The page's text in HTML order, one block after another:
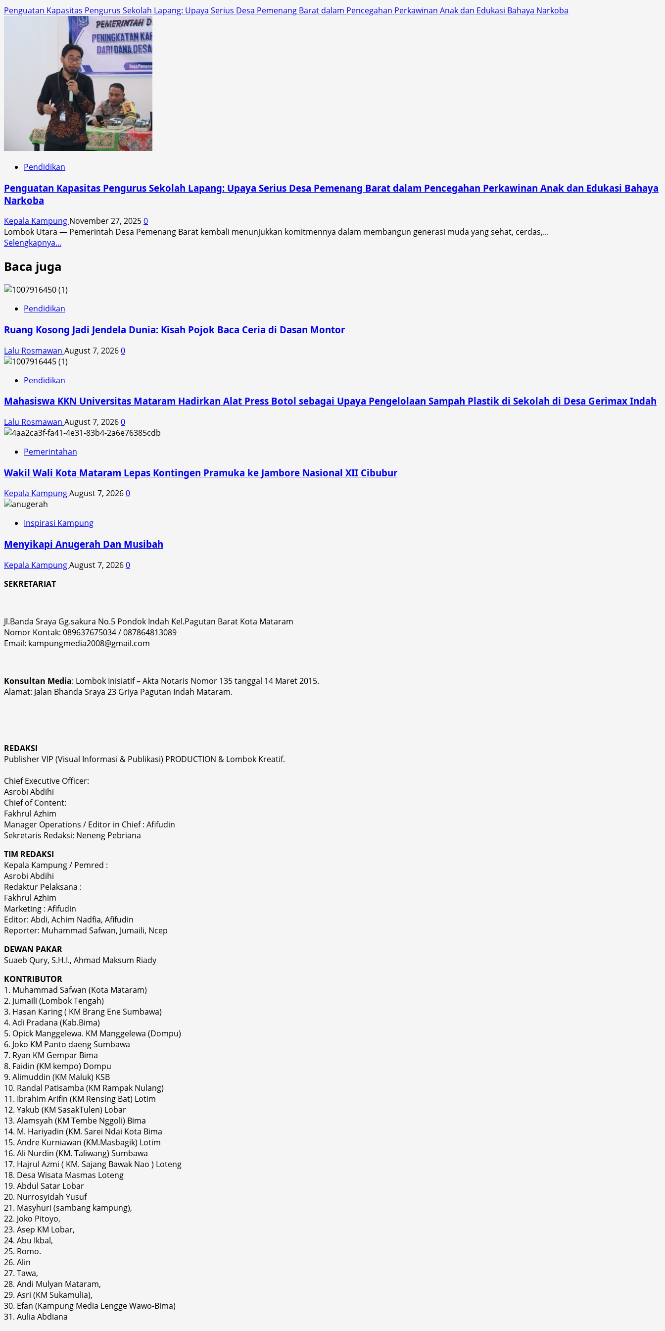
Penguatan Kapasitas Pengurus Sekolah Lapang: Upaya Serius Desa Pemenang Barat dalam Pencegahan Perkawinan Anak dan Edukasi Bahaya Narkoba
Pendidikan
Penguatan Kapasitas Pengurus Sekolah Lapang: Upaya Serius Desa Pemenang Barat dalam Pencegahan Perkawinan Anak dan Edukasi Bahaya
Narkoba
Kepala Kampung November 27, 20250
Lombok Utara — Pemerintah Desa Pemenang Barat kembali menunjukkan komitmennya dalam membangun generasi muda yang sehat, cerdas,...
Selengkapnya...
Kapasitas
Pengurus
Sekolah
Upaya
Desa
Pemenang
dalam
Pencegahan
Perkawinan
Anak
dan
Edukasi
Bahaya
Baca juga
Pendidikan
Ruang Kosong Jadi Jendela Dunia: Kisah Pojok Baca Ceria di Dasan Montor
Lalu Rosmawan August 7, 20260
Pendidikan
Mahasiswa KKN Universitas Mataram Hadirkan Alat Press Botol sebagai Upaya Pengelolaan Sampah Plastik di Sekolah di Desa Gerimax Indah
Lalu Rosmawan August 7, 20260
Pemerintahan
Wakil Wali Kota Mataram Lepas Kontingen Pramuka ke Jambore Nasional XII Cibubur
Kepala KampungAugust 7, 20260
Inspirasi Kampung
Menyikapi Anugerah Dan Musibah
Kepala KampungAugust 7, 20260
SEKRETARIAT
Jl.Banda Sraya Gg.sakura No.5 Pondok Indah Kel.Pagutan Barat Kota Mataram
Nomor Kontak: 089637675034 / 087864813089
Email: kampungmedia2008@gmail.com
Konsultan Media: Lombok Inisiatif – Akta Notaris Nomor 135 tanggal 14 Maret 2015.
Alamat: Jalan Bhanda Sraya 23 Griya Pagutan Indah Mataram.
REDAKSI
Publisher VIP (Visual Informasi & Publikasi) PRODUCTION & Lombok Kreatif.
Chief Executive Officer:
Asrobi Abdihi
Chief of Content:
Fakhrul Azhim
Manager Operations / Editor in Chief : Afifudin
Sekretaris Redaksi: Neneng Pebriana
TIM REDAKSI
Kepala Kampung / Pemred :
Asrobi Abdihi
Redaktur Pelaksana :
Fakhrul Azhim
Marketing : Afifudin
Editor: Abdi, Achim Nadfia, Afifudin
Reporter: Muhammad Safwan, Jumaili, Ncep
DEWAN PAKAR
Suaeb Qury, S.H.I., Ahmad Maksum Riady
KONTRIBUTOR
1. Muhammad Safwan (Kota Mataram)
2. Jumaili (Lombok Tengah)
3. Hasan Karing ( KM Brang Ene Sumbawa)
4. Adi Pradana (Kab.Bima)
5. Opick Manggelewa. KM Manggelewa (Dompu)
6. Joko KM Panto daeng Sumbawa
7. Ryan KM Gempar Bima
8. Faidin (KM kempo) Dompu
9. Alimuddin (KM Maluk) KSB
10. Randal Patisamba (KM Rampak Nulang)
11. Ibrahim Arifin (KM Rensing Bat) Lotim
12. Yakub (KM SasakTulen) Lobar
13. Alamsyah (KM Tembe Nggoli) Bima
14. M. Hariyadin (KM. Sarei Ndai Kota Bima
15. Andre Kurniawan (KM.Masbagik) Lotim
16. Ali Nurdin (KM. Taliwang) Sumbawa
17. Hajrul Azmi ( KM. Sajang Bawak Nao ) Loteng
18. Desa Wisata Masmas Loteng
19. Abdul Satar Lobar
20. Nurrosyidah Yusuf
21. Masyhuri (sambang kampung),
22. Joko Pitoyo,
23. Asep KM Lobar,
24. Abu Ikbal,
25. Romo.
26. Alin
27. Tawa,
28. Andi Mulyan Mataram,
29. Asri (KM Sukamulia),
30. Efan (Kampung Media Lengge Wawo-Bima)
31. Aulia Abdiana